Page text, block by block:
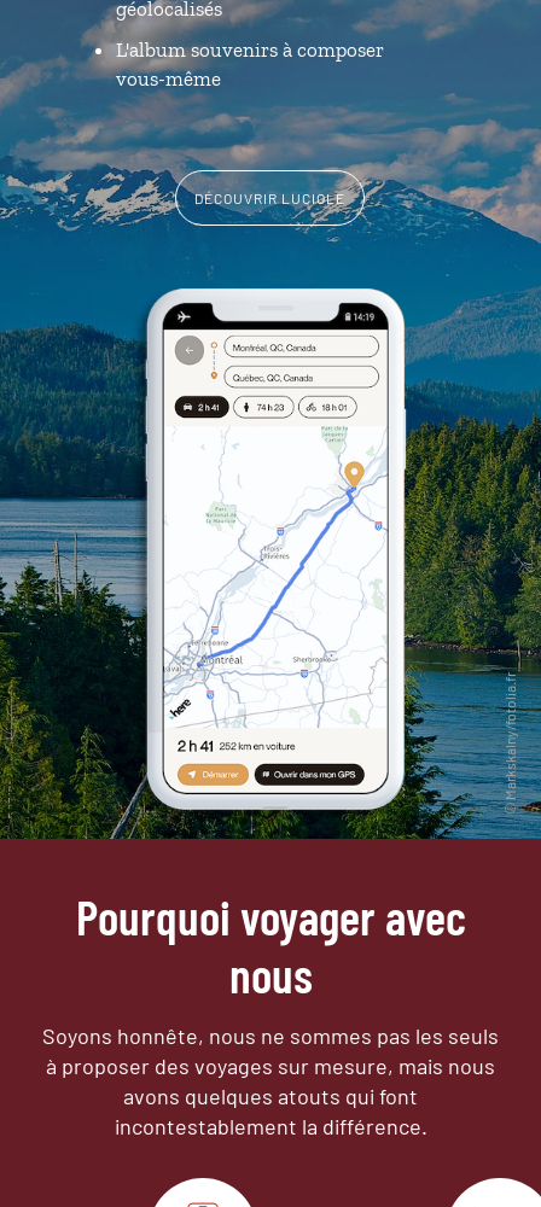
géolocalisés
L'album souvenirs à composer
vous-même
DÉCOUVRIR LUCIOLE
Pourquoi voyager avec
nous
Soyons honnête, nous ne sommes pas les seuls
à proposer des voyages sur mesure, mais nous
avons quelques atouts qui font
incontestablement la différence.